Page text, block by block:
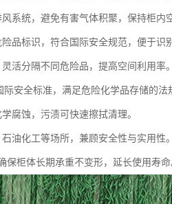
系统，避免有害气体积聚，保持柜内
品标识，符合国际安全规范，便于识
活分隔不同危险品，提高空间利用率。
安全标准，满足危险化学品存储的法
腐蚀，污渍可快速擦拭清理。
油化工等场所，兼顾安全性与实用性。
柜体长期承重不变形，延长使用寿命